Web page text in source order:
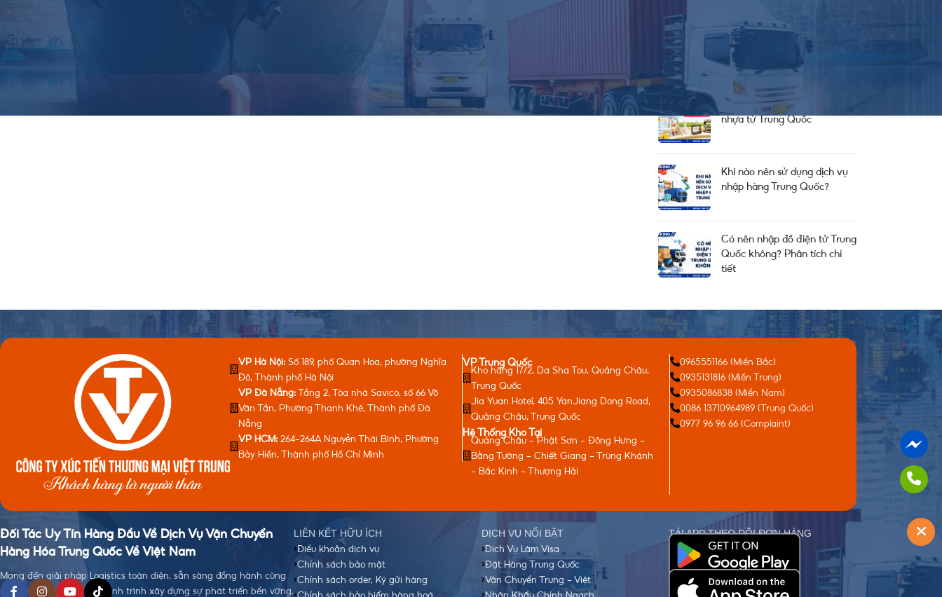
Tin Thị Trường
BÀI HAY NÊN ĐỌC
Thủ tục nhập khẩu kệ bếp
nhựa từ Trung Quốc
Khi nào nên sử dụng dịch vụ
nhập hàng Trung Quốc?
Có nên nhập đồ điện tử Trung
Quốc không? Phân tích chi
tiết
VP Hà Nội: Số 189, phố Quan Hoa, phường Nghĩa
Đô, Thành phố Hà Nội
VP Đà Nẵng: Tầng 2, Tòa nhà Savico, số 66 Võ
Văn Tần, Phường Thanh Khê, Thành phố Đà
Nẵng
VP HCM: 264-264A Nguyễn Thái Bình, Phường
Bảy Hiền, Thành phố Hồ Chí Minh
VP Trung Quốc
Kho hàng 17/2, Da Sha Tou, Quảng Châu,
Trung Quốc
Jia Yuan Hotel, 405 YanJiang Dong Road,
Quảng Châu, Trung Quốc
Hệ Thống Kho Tại
Quảng Châu - Phật Sơn - Đông Hưng -
Bằng Tường - Chiết Giang - Trùng Khánh
- Bắc Kinh - Thượng Hải
0965551166 (Miền Bắc)
0935131816 (Miền Trung)
0935086838 (Miền Nam)
0086 13710964989 (Trung Quốc)
0977 96 96 66 (Complaint)
Đối Tác Uy Tín Hàng Đầu Về Dịch Vụ Vận Chuyển
Hàng Hóa Trung Quốc Về Việt Nam
Mang đến giải pháp Logistics toàn diện, sẵn sàng đồng hành cùng
quý doanh nghiệp trên hành trình xây dựng sự phát triển bền vững.
LIÊN KẾT HỮU ÍCH
Điều khoản dịch vụ
Chính sách bảo mật
Chính sách order, Ký gửi hàng
Chính sách bảo hiểm hàng hoá
DỊCH VỤ NỔI BẬT
Dịch Vụ Làm Visa
Đặt Hàng Trung Quốc
Vận Chuyển Trung - Việt
Nhập Khẩu Chính Ngạch
TẢI APP THEO DÕI ĐƠN HÀNG